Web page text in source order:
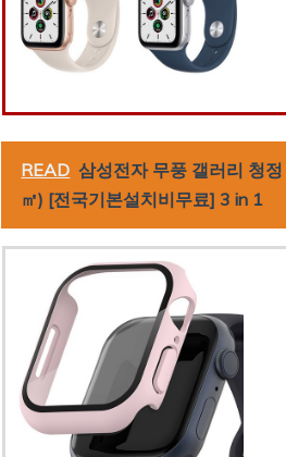
READ 삼성전자 무풍 갤러리 청
㎡) [전국기본설치비무료] 3 in 1